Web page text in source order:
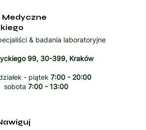
& badania laboratoryjne
99, 30-399, Kraków
- piątek 7:00 - 20:00
sobota 7:00 - 13:00